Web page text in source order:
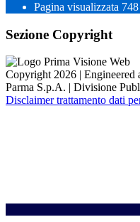
Pagina visualizzata 748
Sezione Copyright
Copyright 2026 | Engineered
Parma S.p.A. | Divisione
Disclaimer trattamento dati